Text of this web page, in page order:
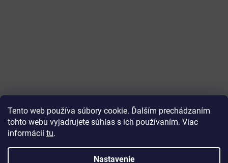
Tento web používa súbory cookie. Ďalším prechádzaním
tohto webu vyjadrujete súhlas s ich používaním. Viac
informácií tu.
Nastavenie